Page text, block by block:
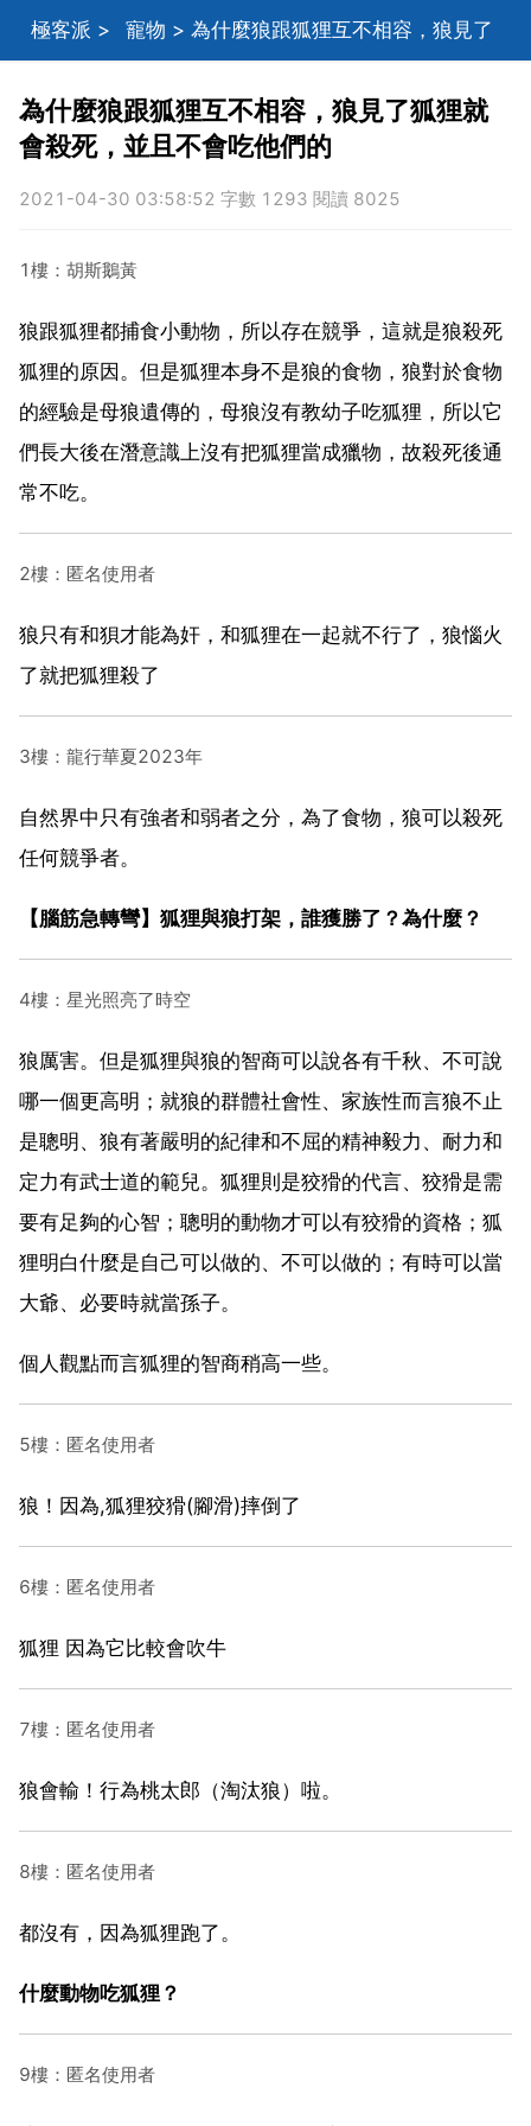
極客派 > 寵物 > 為什麼狼跟狐狸互不相容，狼見了
狐狸就會殺死，並且不會吃他們的
為什麼狼跟狐狸互不相容，狼見了狐狸就
會殺死，並且不會吃他們的
2021-04-30 03:58:52 字數 1293 閱讀 8025
1樓：胡斯鵝黃
狼跟狐狸都捕食小動物，所以存在競爭，這就是狼殺死
狐狸的原因。但是狐狸本身不是狼的食物，狼對於食物
的經驗是母狼遺傳的，母狼沒有教幼子吃狐狸，所以它
們長大後在潛意識上沒有把狐狸當成獵物，故殺死後通
常不吃。
2樓：匿名使用者
狼只有和狽才能為奸，和狐狸在一起就不行了，狼惱火
了就把狐狸殺了
3樓：龍行華夏2023年
自然界中只有強者和弱者之分，為了食物，狼可以殺死
任何競爭者。
【腦筋急轉彎】狐狸與狼打架，誰獲勝了？為什麼？
4樓：星光照亮了時空
狼厲害。但是狐狸與狼的智商可以說各有千秋、不可說
哪一個更高明；就狼的群體社會性、家族性而言狼不止
是聰明、狼有著嚴明的紀律和不屈的精神毅力、耐力和
定力有武士道的範兒。狐狸則是狡猾的代言、狡猾是需
要有足夠的心智；聰明的動物才可以有狡猾的資格；狐
狸明白什麼是自己可以做的、不可以做的；有時可以當
大爺、必要時就當孫子。
個人觀點而言狐狸的智商稍高一些。
5樓：匿名使用者
狼！因為,狐狸狡猾(腳滑)摔倒了
6樓：匿名使用者
狐狸 因為它比較會吹牛
7樓：匿名使用者
狼會輸！行為桃太郎（淘汰狼）啦。
8樓：匿名使用者
都沒有，因為狐狸跑了。
什麼動物吃狐狸？
9樓：匿名使用者